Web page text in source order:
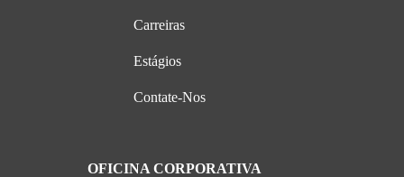
Carreiras
Estágios
Contate-Nos
OFICINA CORPORATIVA